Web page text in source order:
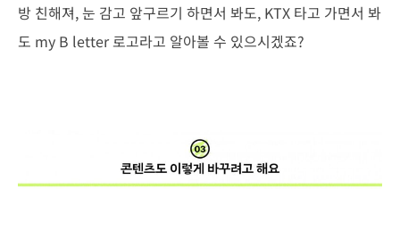
방 친해져, 눈 감고 앞구르기 하면서 봐도, KTX 타고 가면서 봐
도 my B letter 로고라고 알아볼 수 있으시겠죠?